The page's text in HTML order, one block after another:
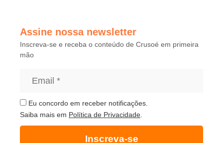
Assine nossa newsletter
Inscreva-se e receba o conteúdo de Crusoé em primeira
mão
Eu concordo em receber notificações.
Saiba mais em Política de Privacidade
Inscreva-se